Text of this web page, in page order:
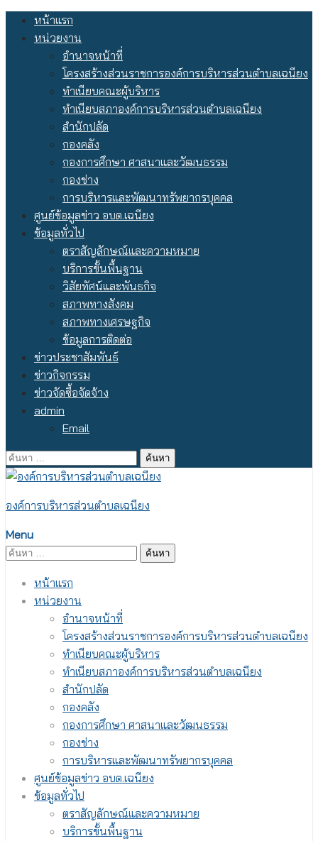
Skip หน้าแรก
หน่วยงาน
อำนาจหน้าที่
โครงสร้างส่วนราชการองค์การบริหารส่วนตำบลเฉนียง
ทำเนียบคณะผู้บริหาร
ทำเนียบสภาองค์การบริหารส่วนตำบลเฉนียง
สำนักปลัด
กองคลัง
กองการศึกษา ศาสนาและวัฒนธรรม
กองช่าง
การบริหารและพัฒนาทรัพยากรบุคคล
ศูนย์ข้อมูลข่าว อบต.เฉนียง
ข้อมูลทั่วไป
ตราสัญลักษณ์และความหมาย
บริการขั้นพื้นฐาน
วิสัยทัศน์และพันธกิจ
สภาพทางสังคม
สภาพทางเศรษฐกิจ
ข้อมูลการติดต่อ
ข่าวประชาสัมพันธ์
ข่าวกิจกรรม
ข่าวจัดซื้อจัดจ้าง
admin
Email
ค้นหา
สำหรับ:
องค์การบริหารส่วนตำบลเฉนียง
Menu
ค้นหา
หน้าแรก
หน่วยงาน
อำนาจหน้าที่
โครงสร้างส่วนราชการองค์การบริหารส่วนตำบลเฉนียง
ทำเนียบคณะผู้บริหาร
ทำเนียบสภาองค์การบริหารส่วนตำบลเฉนียง
สำนักปลัด
กองคลัง
กองการศึกษา ศาสนาและวัฒนธรรม
กองช่าง
การบริหารและพัฒนาทรัพยากรบุคคล
ศูนย์ข้อมูลข่าว อบต.เฉนียง
ข้อมูลทั่วไป
ตราสัญลักษณ์และความหมาย
บริการขั้นพื้นฐาน